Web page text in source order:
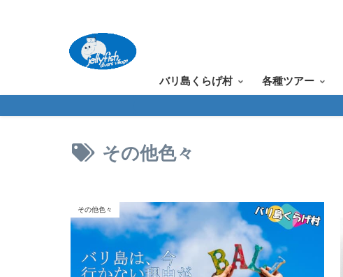
バリ島くらげ村 各種ツアー
その他色々
その他色々